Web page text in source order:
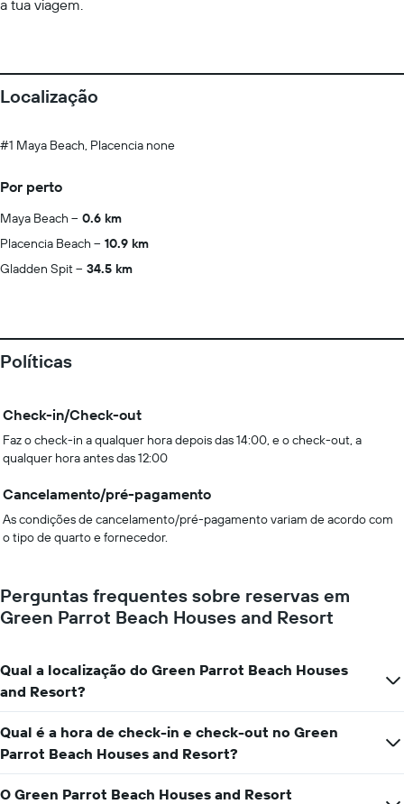
a tua viagem.
Localização
#1 Maya Beach, Placencia none
Por perto
Maya Beach
0.6 km
Placencia Beach
10.9 km
Gladden Spit
34.5 km
Políticas
Check-in/Check-out
Faz o check-in a qualquer hora depois das 14:00, e o check-out, a
qualquer hora antes das 12:00
Cancelamento/pré-pagamento
As condições de cancelamento/pré-pagamento variam de acordo com
o tipo de quarto e fornecedor.
Perguntas frequentes sobre reservas em
Green Parrot Beach Houses and Resort
Qual a localização do Green Parrot Beach Houses
and Resort?
Qual é a hora de check-in e check-out no Green
Parrot Beach Houses and Resort?
O Green Parrot Beach Houses and Resort